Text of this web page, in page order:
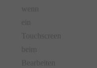
wenn
ein
Touchscreen
beim
Bearbeiten